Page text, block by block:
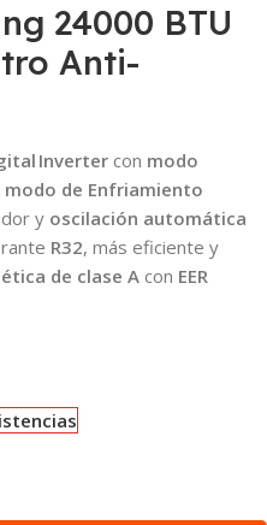
24000 BTU
Anti-
Invertercon modo
modo de Enfriamiento
y oscilación automática
R32, más eficiente y
de clase A con EER